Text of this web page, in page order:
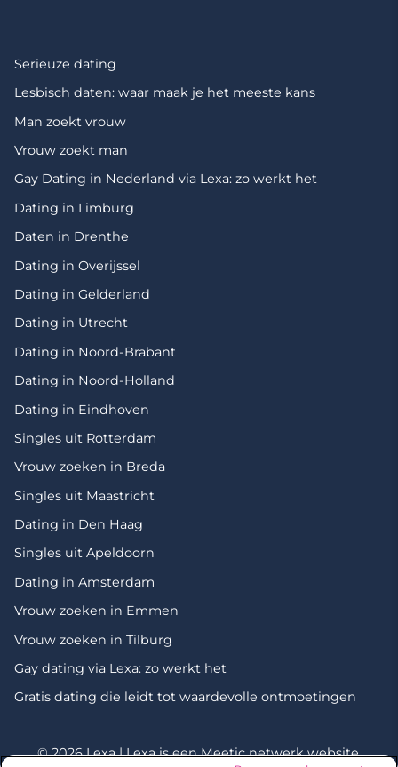
Serieuze dating
Lesbisch daten: waar maak je het meeste kans
Man zoekt vrouw
Vrouw zoekt man
Gay Dating in Nederland via Lexa: zo werkt het
Dating in Limburg
Daten in Drenthe
Dating in Overijssel
Dating in Gelderland
Dating in Utrecht
Dating in Noord-Brabant
Dating in Noord-Holland
Dating in Eindhoven
Singles uit Rotterdam
Vrouw zoeken in Breda
Singles uit Maastricht
Dating in Den Haag
Singles uit Apeldoorn
Dating in Amsterdam
Vrouw zoeken in Emmen
Vrouw zoeken in Tilburg
Gay dating via Lexa: zo werkt het
Gratis dating die leidt tot waardevolle ontmoetingen
© 2026 Lexa | Lexa is eenMeetic netwerkwebsite.